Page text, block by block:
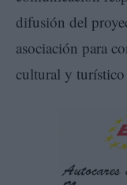
difusión del
asociación para
cultural y